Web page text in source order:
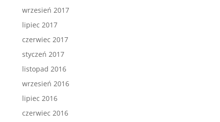
wrzesień 2017
lipiec 2017
czerwiec 2017
styczeń 2017
listopad 2016
wrzesień 2016
lipiec 2016
czerwiec 2016